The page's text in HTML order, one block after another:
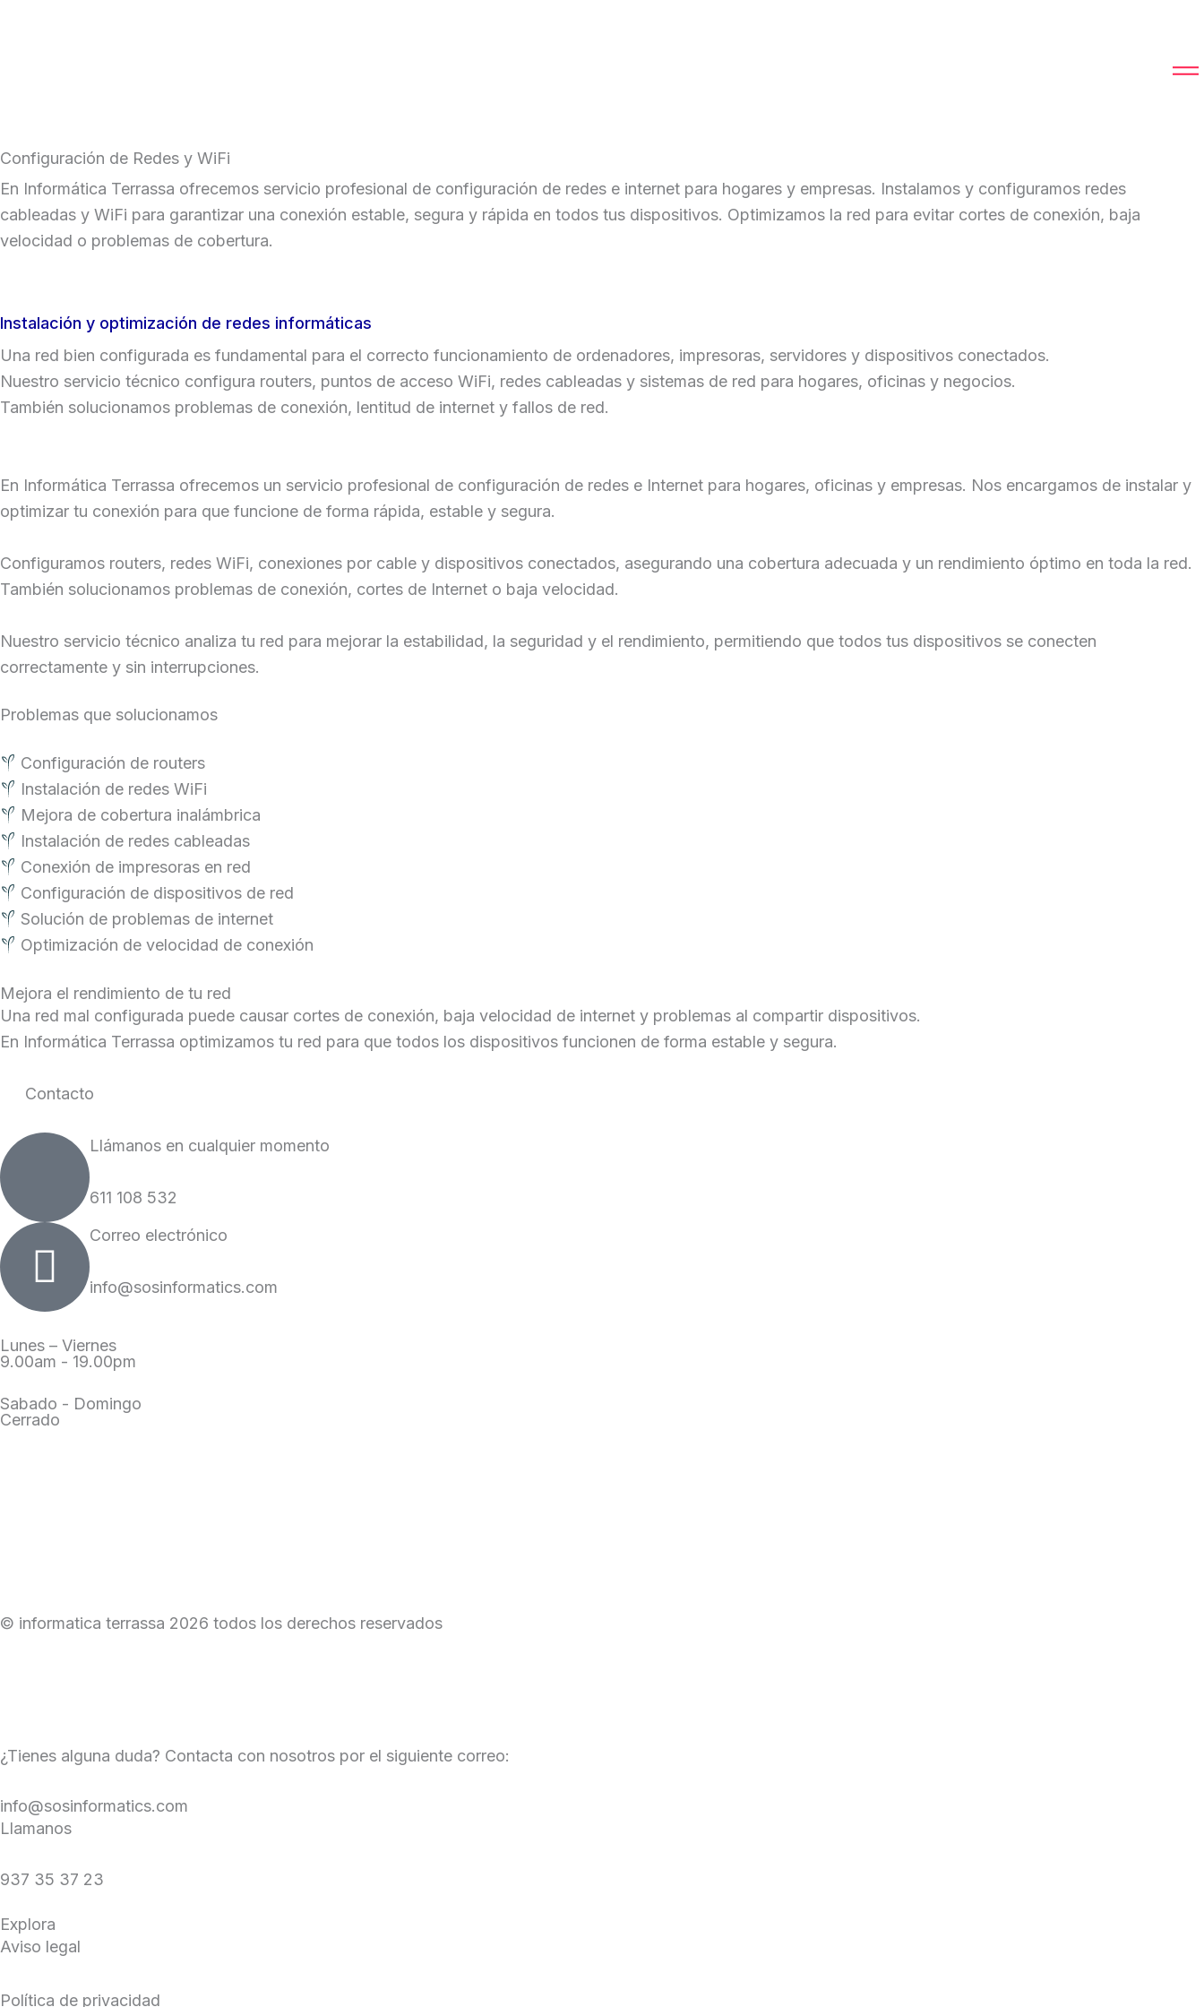
Configuración de Redes y WiFi
En Informática Terrassa ofrecemos servicio profesional de configuración de redes e internet para hogares y empresas. Instalamos y configuramos redes
cableadas y WiFi para garantizar una conexión estable, segura y rápida en todos tus dispositivos. Optimizamos la red para evitar cortes de conexión, baja
velocidad o problemas de cobertura.
Instalación y optimización de redes informáticas
Una red bien configurada es fundamental para el correcto funcionamiento de ordenadores, impresoras, servidores y dispositivos conectados.
Nuestro servicio técnico configura routers, puntos de acceso WiFi, redes cableadas y sistemas de red para hogares, oficinas y negocios.
También solucionamos problemas de conexión, lentitud de internet y fallos de red.
En Informática Terrassa ofrecemos un servicio profesional de configuración de redes e Internet para hogares, oficinas y empresas. Nos encargamos de instalar y
optimizar tu conexión para que funcione de forma rápida, estable y segura.
Configuramos routers, redes WiFi, conexiones por cable y dispositivos conectados, asegurando una cobertura adecuada y un rendimiento óptimo en toda la red.
También solucionamos problemas de conexión, cortes de Internet o baja velocidad.
Nuestro servicio técnico analiza tu red para mejorar la estabilidad, la seguridad y el rendimiento, permitiendo que todos tus dispositivos se conecten
correctamente y sin interrupciones.
Problemas que solucionamos
Configuración de routers
Instalación de redes WiFi
Mejora de cobertura inalámbrica
Instalación de redes cableadas
Conexión de impresoras en red
Configuración de dispositivos de red
Solución de problemas de internet
Optimización de velocidad de conexión
Mejora el rendimiento de tu red
Una red mal configurada puede causar cortes de conexión, baja velocidad de internet y problemas al compartir dispositivos.
En Informática Terrassa optimizamos tu red para que todos los dispositivos funcionen de forma estable y segura.
Contacto
Llámanos en cualquier momento
611 108 532
Correo electrónico
info@sosinformatics.com
Lunes – Viernes
9.00am - 19.00pm
Sabado - Domingo
Cerrado
© informatica terrassa 2026 todos los derechos reservados
¿Tienes alguna duda? Contacta con nosotros por el siguiente correo:
info@sosinformatics.com​
Llamanos
937 35 37 23
Explora
Aviso legal
Política de privacidad